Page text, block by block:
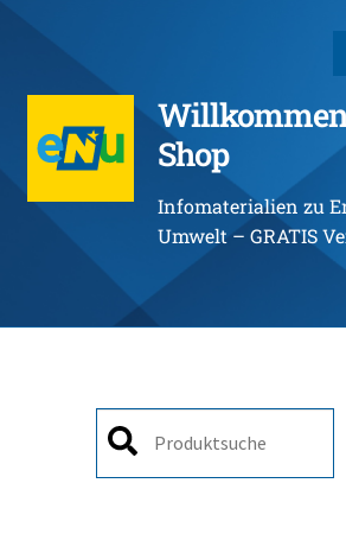
Shop
Infomaterialien zu
Umwelt – GRATIS